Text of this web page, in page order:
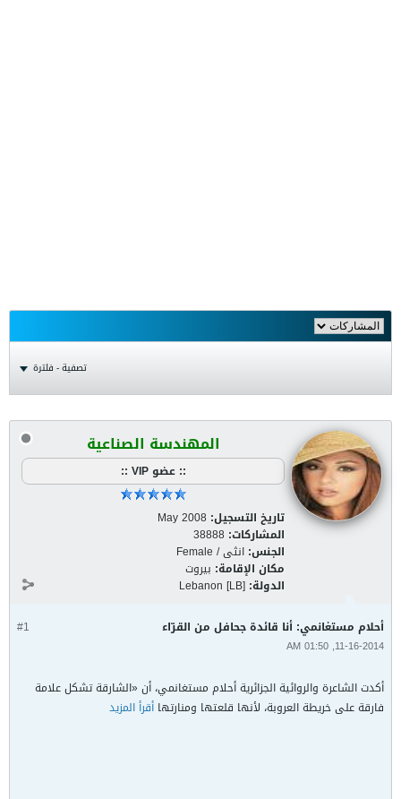
تصفية - فلترة
المهندسة الصناعية
:: عضو VIP ::
تاريخ التسجيل: May 2008
المشاركات: 38888
الجنس: انثى / Female
مكان الإقامة: بيروت
الدولة: Lebanon [LB]
#1 أحلام مستغانمي: أنا قائدة جحافل من القرّاء
11-16-2014, 01:50 AM
أكدت الشاعرة والروائية الجزائرية أحلام مستغانمي، أن «الشارقة تشكل علامة
فارقة على خريطة العروبة، لأنها قلعتها ومنارتها أقرأ المزيد